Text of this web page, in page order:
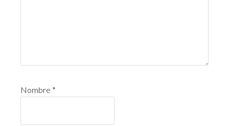
Nombre *